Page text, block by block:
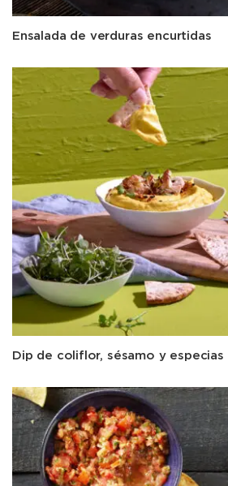
Ensalada de verduras encurtidas
Dip de coliflor, sésamo y especias